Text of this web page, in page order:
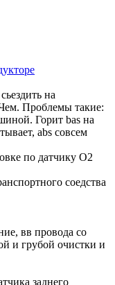
на
Проблемы такие:
Горит bas на
abs совсем
по датчику O2
соедства
вв провода со
и грубой очистки и
заднего